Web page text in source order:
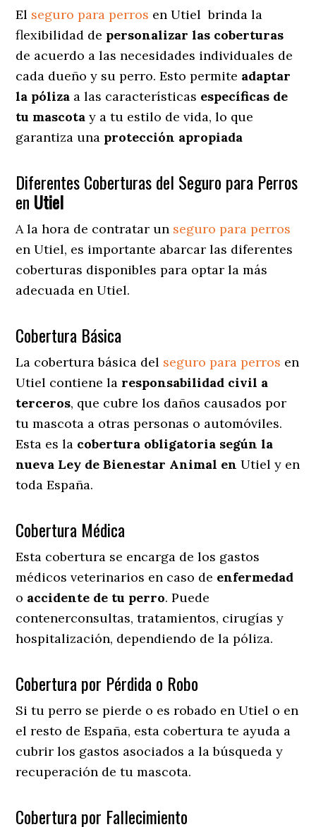
El seguro para perros en Utiel brinda la
flexibilidad de personalizar las coberturas
de acuerdo a las necesidades individuales de
cada dueño y su perro. Esto permite adaptar
la póliza a las características específicas de
tu mascota y a tu estilo de vida, lo que
garantiza una protección apropiada
Diferentes Coberturas del Seguro para Perros
en Utiel
A la hora de contratar un seguro para perros
en Utiel, es importante abarcar las diferentes
coberturas disponibles para optar la más
adecuada en Utiel.
Cobertura Básica
La cobertura básica del seguro para perros en
Utiel contiene la responsabilidad civil a
terceros, que cubre los daños causados por
tu mascota a otras personas o automóviles.
Esta es la cobertura obligatoria según la
nueva Ley de Bienestar Animal enUtiel y en
toda España.
Cobertura Médica
Esta cobertura se encarga de los gastos
médicos veterinarios en caso de enfermedad
o accidente de tu perro. Puede
contenerconsultas, tratamientos, cirugías y
hospitalización, dependiendo de la póliza.
Cobertura por Pérdida o Robo
Si tu perro se pierde o es robado en Utiel o en
el resto de España, esta cobertura te ayuda a
cubrir los gastos asociados a la búsqueda y
recuperación de tu mascota.
Cobertura por Fallecimiento